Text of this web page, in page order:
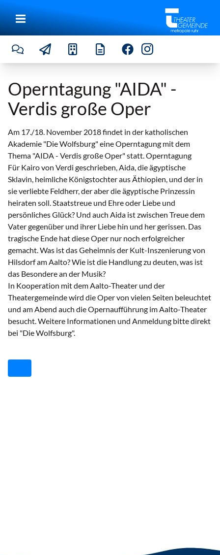
Operntagung "AIDA" -
Verdis große Oper
Am 17./18. November 2018 findet in der katholischen
Akademie "Die Wolfsburg" eine Operntagung mit dem
Thema "AIDA - Verdis große Oper" statt. Operntagung
Für Kairo von Verdi geschrieben, Aida, die ägyptische
Sklavin, heimliche Königstochter aus Äthiopien, und der in
sie verliebte Feldherr, der aber die ägyptische Prinzessin
heiraten soll. Staatstreue und Ehre oder Liebe und
persönliches Glück? Und auch Aida ist zwischen Treue dem
Vater gegenüber und ihrer Liebe hin und her gerissen. Das
tragische Ende hat diese Oper nur noch erfolgreicher
gemacht. Was ist das Geheimnis der Kult-Inszenierung von
Hilsdorf am Aalto? Wie ist die Handlung zu deuten, was ist
das Besondere an der Musik?
In Kooperation mit dem Aalto-Theater und der
Theatergemeinde wird die Oper von vielen Seiten beleuchtet
und am Abend auch die Opernaufführung im Aalto-Theater
besucht. Weitere Informationen und Anmeldung bitte direkt
bei "Die Wolfsburg".